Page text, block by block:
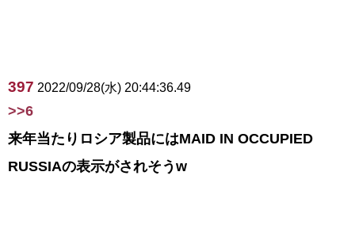
397 2022/09/28(水) 20:44:36.49
>>6
来年当たりロシア製品にはMAID IN OCCUPIED
RUSSIAの表示がされそうw